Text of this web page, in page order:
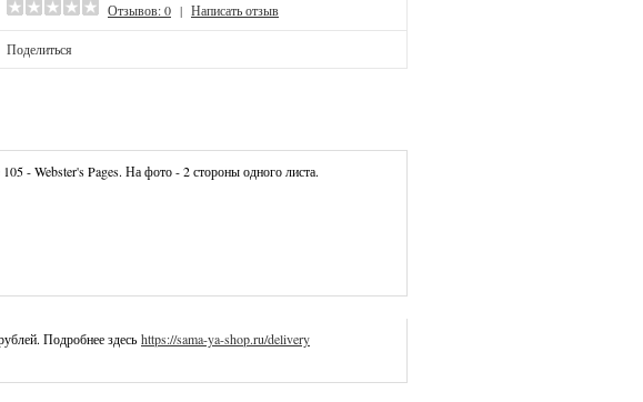
Отзывов: 0 | Написать отзыв
Поделиться
- Webster's Pages. На фото - 2 стороны одного листа.
Подробнее здесь https://sama-ya-shop.ru/delivery